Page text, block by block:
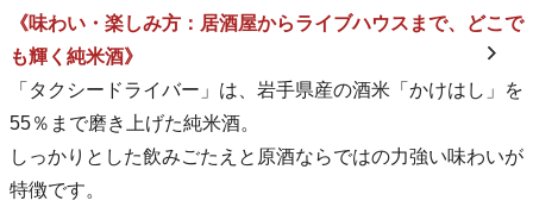
《味わい・楽しみ方：居酒屋からライブハウスまで、どこで
も輝く純米酒》
「タクシードライバー」は、岩手県産の酒米「かけはし」を
55％まで磨き上げた純米酒。
しっかりとした飲みごたえと原酒ならではの力強い味わいが
特徴です。